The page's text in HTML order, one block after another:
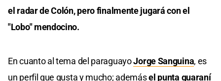
el radar de Colón, pero finalmente jugará con el
"Lobo" mendocino.
En cuanto al tema del paraguayoJorge Sanguina, es
un perfil que gusta y mucho; ademásel punta guaraní